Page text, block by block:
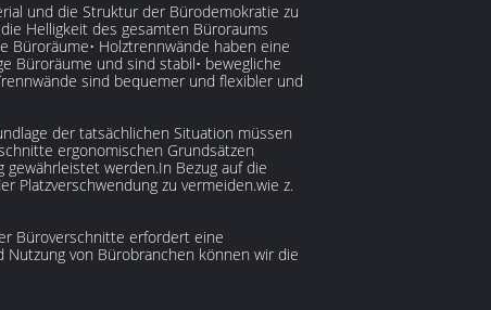
und die Struktur der Bürodemokratie zu
Helligkeit des gesamten Büroraums
Büroräume• Holztrennwände haben eine
Büroräume und sind stabil• bewegliche
sind bequemer und flexibler und
der tatsächlichen Situation müssen
ergonomischen Grundsätzen
werden.In Bezug auf die
Platzverschwendung zu vermeiden.wie z.
Büroverschnitte erfordert eine
von Bürobranchen können wir die